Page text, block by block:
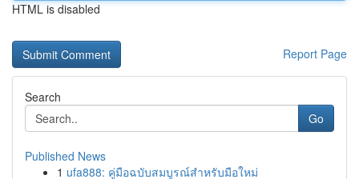
HTML is disabled
Report Page
Search
Go
Published News
1 ufa888: คู่มือฉบับสมบูรณ์สำหรับมือใหม่